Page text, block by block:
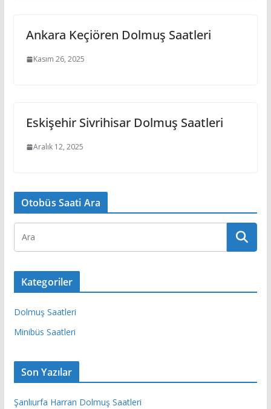
Ankara Keçiören Dolmuş Saatleri
Kasım 26, 2025
Eskişehir Sivrihisar Dolmuş Saatleri
Aralık 12, 2025
Otobüs Saati Ara
Kategoriler
Dolmuş Saatleri
Minibüs Saatleri
Son Yazılar
Şanlıurfa Harran Dolmuş Saatleri